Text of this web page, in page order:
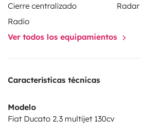
pour parcourir de beaux paysages !
CARAVANEIGE : Muni de pneus
idéal pour un weekend ski,
trail/rando hivernal si la neige n'est
Cierre centralizado
Radio
Ver todos los equipamientos
Características técnicas
Modelo
Fiat Ducato 2.3 multijet 130cv